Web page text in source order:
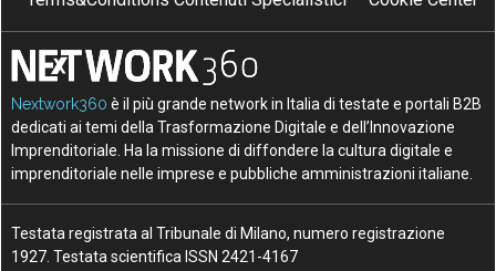
Nextwork360 è il più grande network in Italia di testate e portali B2B
dedicati ai temi della Trasformazione Digitale e dell’Innovazione
Imprenditoriale. Ha la missione di diffondere la cultura digitale e
imprenditoriale nelle imprese e pubbliche amministrazioni italiane.
Testata registrata al Tribunale di Milano, numero registrazione
1927. Testata scientifica ISSN 2421-4167